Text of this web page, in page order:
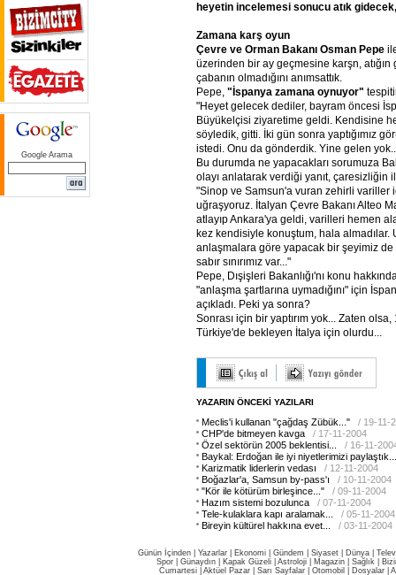
Google Arama
heyetin incelemesi sonucu atık
Zamana karş oyun
Çevre ve Orman Bakanı Osman Pepe
üzerinden bir ay geçmesine karşn,
çabanın olmadığını anımsattık.
Pepe, "İspanya zamana oynuyor"
"Heyet gelecek dediler, bayram öncesi
Büyükelçisi ziyaretime geldi. Kendisine
söyledik, gitti. İki gün sonra yaptığımız
istedi. Onu da gönderdik. Yine gelen
Bu durumda ne yapacakları sorumuza
olayı anlatarak verdiği yanıt, çaresizliğin
"Sinop ve Samsun'a vuran zehirli variller
uğraşyoruz. İtalyan Çevre Bakanı Alteo
atlayıp Ankara'ya geldi, varilleri hemen
kez kendisiyle konuştum, hala almadılar.
anlaşmalara göre yapacak bir şeyimiz de
sabır sınırımız var..."
Pepe, Dışişleri Bakanlığı'nı konu
"anlaşma şartlarına uymadığını" için
açıkladı. Peki ya sonra?
Sonrası için bir yaptırım yok... Zaten
Türkiye'de bekleyen İtalya için olurdu...
YAZARIN ÖNCEKİ YAZILARI
Meclis'i kullanan "çağdaş Zübük..."
/ 19-11-
CHP'de bitmeyen kavga
/ 17-11-2004
Özel sektörün 2005 beklentisi...
/ 16-11-
Baykal: Erdoğan ile iyi niyetlerimizi paylaştık...
Karizmatik liderlerin vedası
/ 12-11-2004
Boğazlar'a, Samsun by-pass'ı
/ 10-11-2004
"Kör ile kötürüm birleşince..."
/ 09-11-2004
Hazım sistemi bozulunca
/ 07-11-2004
Tele-kulaklara kapı aralamak...
/ 05-11-2004
Bireyin kültürel hakkına evet...
/ 03-11-2004
Günün İçinden Yazarlar Ekonomi Gündem Siyaset Dünya |
Spor
Günaydın Kapak Güzeli Astroloji Magazin Sağlık
Cumartesi| Aktüel Pazar| Sarı Sayfalar| Otomobil Dosyalar|